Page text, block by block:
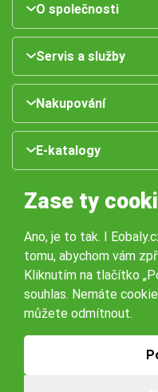
O společnosti
Servis a služby
Nakupování
E-katalogy
Naše pobočky:
Obchodní podmínky
Zase ty
Ano, je to tak. I
tomu, abychom vám
Kliknutím na tlačítko
souhlas. Nemáte
můžete odmítnout.